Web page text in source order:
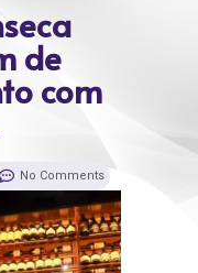
de
com
No Comments